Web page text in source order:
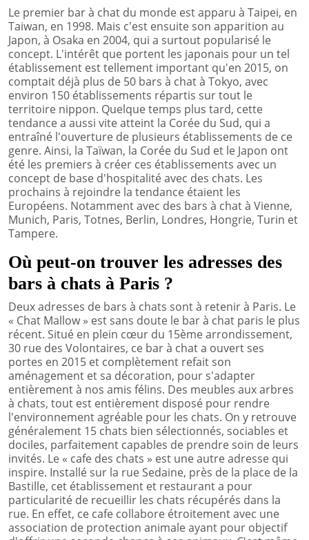
Le premier bar à chat du monde est apparu à Taipei, en
Taiwan, en 1998. Mais c'est ensuite son apparition au
Japon, à Osaka en 2004, qui a surtout popularisé le
concept. L'intérêt que portent les japonais pour un tel
établissement est tellement important qu'en 2015, on
comptait déjà plus de 50 bars à chat à Tokyo, avec
environ 150 établissements répartis sur tout le
territoire nippon. Quelque temps plus tard, cette
tendance a aussi vite atteint la Corée du Sud, qui a
entraîné l'ouverture de plusieurs établissements de ce
genre. Ainsi, la Taïwan, la Corée du Sud et le Japon ont
été les premiers à créer ces établissements avec un
concept de base d'hospitalité avec des chats. Les
prochains à rejoindre la tendance étaient les
Européens. Notamment avec des bars à chat à Vienne,
Munich, Paris, Totnes, Berlin, Londres, Hongrie, Turin et
Tampere.
Où peut-on trouver les adresses des
bars à chats à Paris ?
Deux adresses de bars à chats sont à retenir à Paris. Le
« Chat Mallow » est sans doute le bar à chat paris le plus
récent. Situé en plein cœur du 15ème arrondissement,
30 rue des Volontaires, ce bar à chat a ouvert ses
portes en 2015 et complètement refait son
aménagement et sa décoration, pour s'adapter
entièrement à nos amis félins. Des meubles aux arbres
à chats, tout est entièrement disposé pour rendre
l'environnement agréable pour les chats. On y retrouve
généralement 15 chats bien sélectionnés, sociables et
dociles, parfaitement capables de prendre soin de leurs
invités. Le « cafe des chats » est une autre adresse qui
inspire. Installé sur la rue Sedaine, près de la place de la
Bastille, cet établissement et restaurant a pour
particularité de recueillir les chats récupérés dans la
rue. En effet, ce cafe collabore étroitement avec une
association de protection animale ayant pour objectif